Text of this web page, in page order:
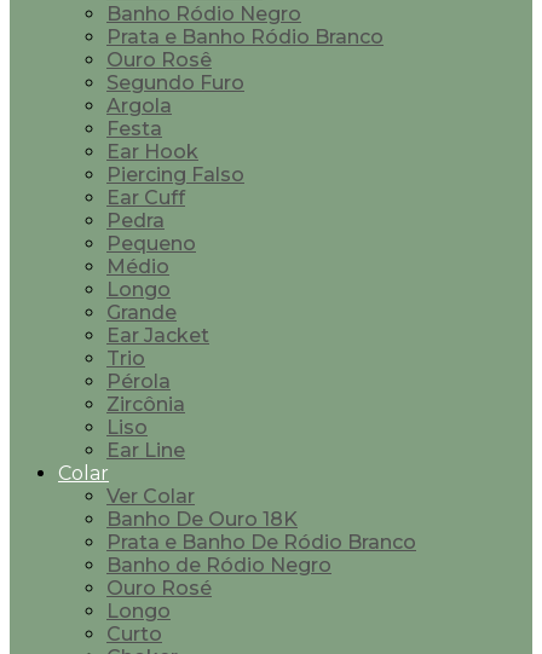
Banho Ródio Negro
Prata e Banho Ródio Branco
Ouro Rosê
Segundo Furo
Argola
Festa
Ear Hook
Piercing Falso
Ear Cuff
Pedra
Pequeno
Médio
Longo
Grande
Ear Jacket
Trio
Pérola
Zircônia
Liso
Ear Line
Colar
Ver Colar
Banho De Ouro 18K
Prata e Banho De Ródio Branco
Banho de Ródio Negro
Ouro Rosé
Longo
Curto